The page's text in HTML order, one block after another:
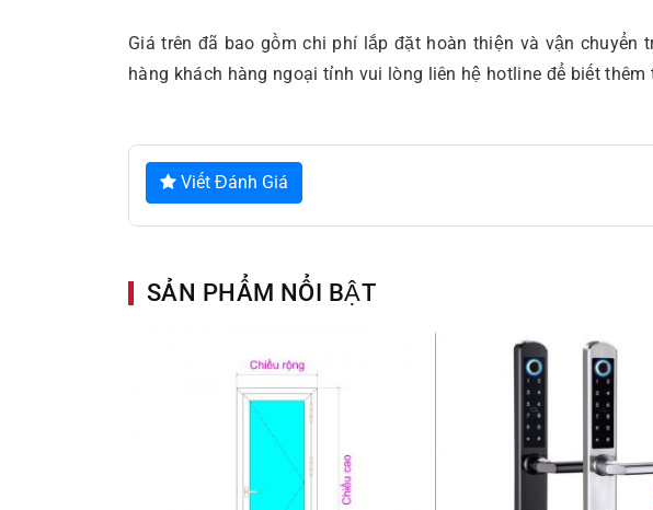
Giá trên đã bao gồm chi phí lắp đặt hoàn thiện và vận
hàng khách hàng ngoại tỉnh vui lòng liên hệ hotline để biết thêm
Viết Đánh Giá
SẢN PHẨM NỔI BẬT